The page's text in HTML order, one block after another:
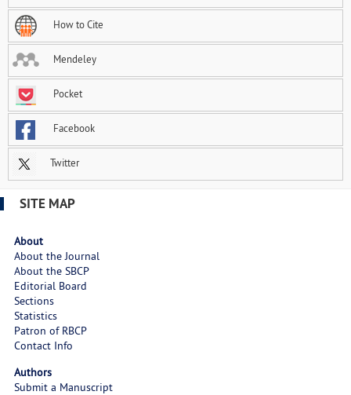
How to Cite
Mendeley
Pocket
Facebook
Twitter
SITE MAP
About
About the Journal
About the SBCP
Editorial Board
Sections
Statistics
Patron of RBCP
Contact Info
Authors
Submit a Manuscript